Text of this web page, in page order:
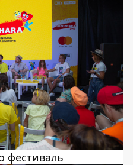
фестиваль